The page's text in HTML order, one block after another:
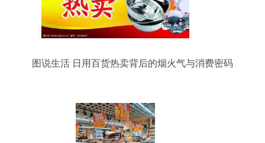
图说生活 日用百货热卖背后的烟火气与消费密码